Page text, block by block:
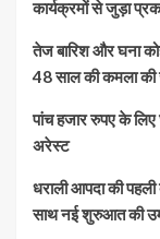
कार्यक्रमों से जुड़ा
तेज बारिश और घना
48 साल की कमला की
पांच हजार रुपए के लिए
अरेस्ट
धराली आपदा की पहली
साथ नई शुरुआत की